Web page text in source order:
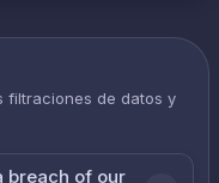
filtraciones de datos y
breach of our